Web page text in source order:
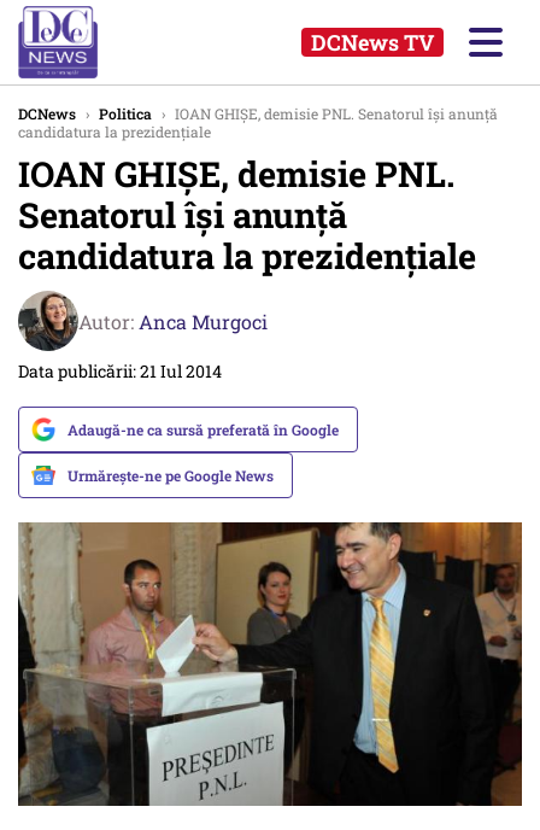
DCNews TV
DCNews › Politica › IOAN GHIȘE, demisie PNL. Senatorul își anunță
candidatura la prezidențiale
IOAN GHIȘE, demisie PNL.
Senatorul își anunță
candidatura la prezidențiale
Autor: Anca Murgoci
Data publicării: 21 Iul 2014
Adaugă-ne ca sursă preferată în Google
Urmărește-ne pe Google News